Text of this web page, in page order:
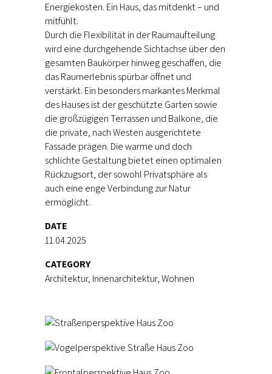
Energiekosten. Ein Haus, das mitdenkt – und
mitfühlt.
Durch die Flexibilität in der Raumaufteilung
wird eine durchgehende Sichtachse über den
gesamten Baukörper hinweg geschaffen, die
das Raumerlebnis spürbar öffnet und
verstärkt. Ein besonders markantes Merkmal
des Hauses ist der geschützte Garten sowie
die großzügigen Terrassen und Balkone, die
die private, nach Westen ausgerichtete
Fassade prägen. Die warme und doch
schlichte Gestaltung bietet einen optimalen
Rückzugsort, der sowohl Privatsphäre als
auch eine enge Verbindung zur Natur
ermöglicht.
DATE
11.04.2025
CATEGORY
Architektur, Innenarchitektur, Wohnen